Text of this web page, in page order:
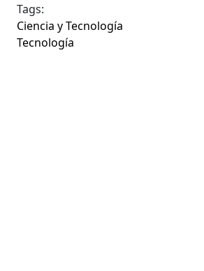
Tags:
Ciencia y Tecnología
Tecnología